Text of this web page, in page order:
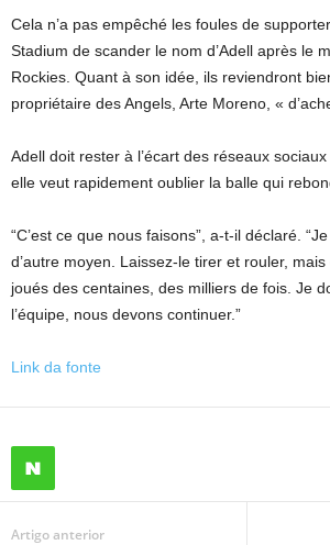
Cela n’a pas empêché les foules de
Stadium de scander le nom d’Adell après le
Rockies. Quant à son idée, ils reviendront
propriétaire des Angels, Arte Moreno, «
Adell doit rester à l’écart des réseaux
elle veut rapidement oublier la balle qui
“C’est ce que nous faisons”, a-t-il déclaré.
d’autre moyen. Laissez-le tirer et rouler,
joués des centaines, des milliers de fois. Je
l’équipe, nous devons continuer.”
Link da fonte
Artigo anterior